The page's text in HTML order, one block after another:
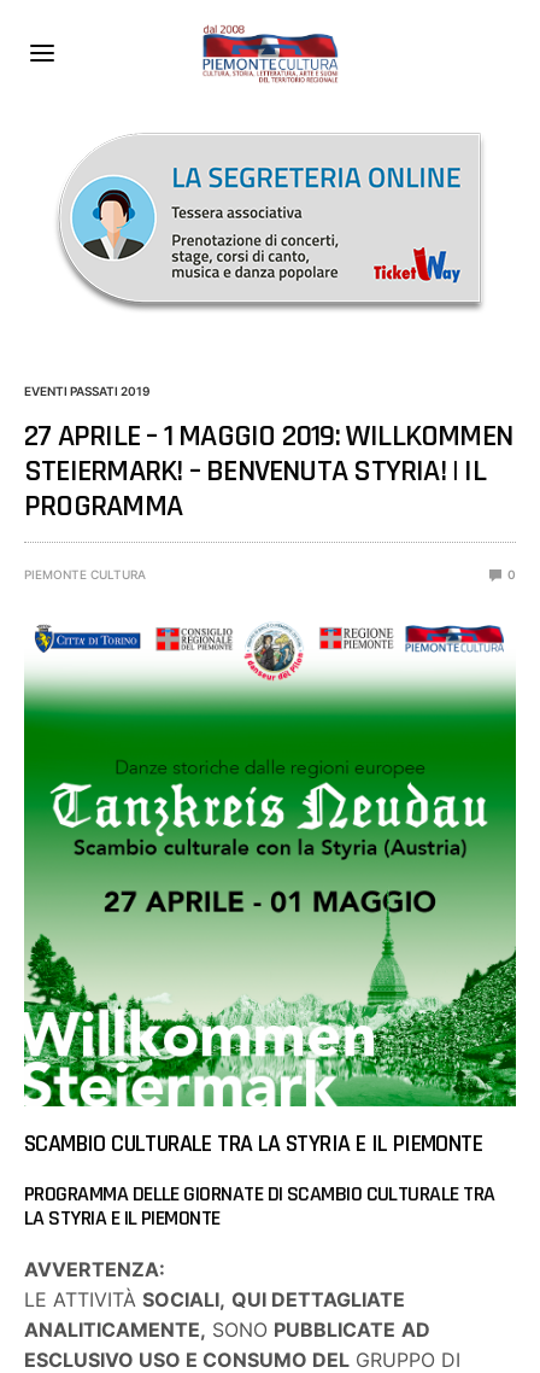
EVENTI PASSATI 2019
27 APRILE – 1 MAGGIO 2019: WILLKOMMEN
STEIERMARK! – BENVENUTA STYRIA! | IL
PROGRAMMA
PIEMONTE CULTURA 0
SCAMBIO CULTURALE TRA LA STYRIA E IL PIEMONTE
PROGRAMMA DELLE GIORNATE DI SCAMBIO CULTURALE TRA
LA STYRIA E IL PIEMONTE
AVVERTENZA:
LE ATTIVITÀSOCIALI, QUI DETTAGLIATE
ANALITICAMENTE, SONO PUBBLICATE AD
ESCLUSIVO USO E CONSUMO DEL GRUPPO DI